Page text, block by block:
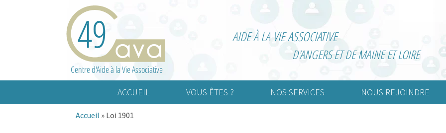
Centre d'Aide à la Vie Associative
AIDE À LA VIE ASSOCIATIVE
D'ANGERS ET DE MAINE ET LOIRE
ACCUEIL VOUS ÊTES ? NOS SERVICES NOUS REJOINDRE
Accueil » Loi 1901